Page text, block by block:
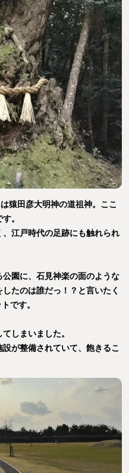
猿田彦大明神の道祖神。ここ
。
江戸時代の足跡にも触れられ
園に、石見神楽の面のような
たのは誰だっ！？と言いたく
です。
しまいました。
が整備されていて、飽きるこ